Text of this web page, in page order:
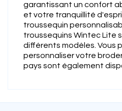
garantissant un confort
et votre tranquillité
troussequin
troussequins Wintec Lite
différents modèles. Vous
personnaliser votre
pays sont également